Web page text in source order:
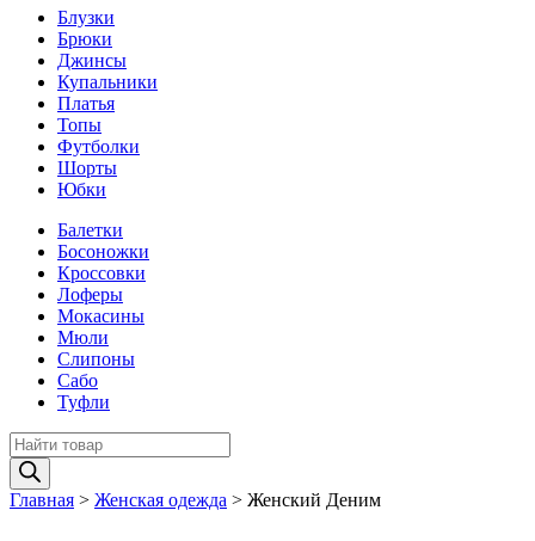
Блузки
Брюки
Джинсы
Купальники
Платья
Топы
Футболки
Шорты
Юбки
Балетки
Босоножки
Кроссовки
Лоферы
Мокасины
Мюли
Слипоны
Сабо
Туфли
Поиск
товаров
Главная > Женская одежда > Женский Деним